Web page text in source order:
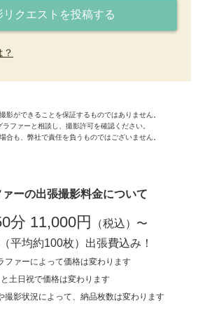
リクエストを投稿する
影ができることを保証するものではありません。
ファーと相談し、撮影許可を確認ください。
合も、弊社で責任を負うものではございません。
ーの出張撮影料金について
分 11,000円
（税込）〜
平均約100枚）出張費込み！
ファーによって価格は変わります
土日祝で価格は変わります
影状況によって、納品枚数は変わります